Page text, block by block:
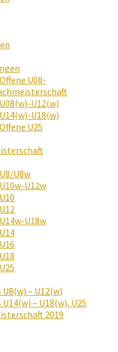
U08-
U12(w)
U18(w)
U25
U8w
U12w
U18w
– U12(w)
– U18(w), U25
2019